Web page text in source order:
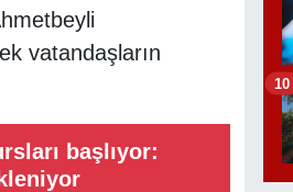
vatandaşların
başlıyor:
10